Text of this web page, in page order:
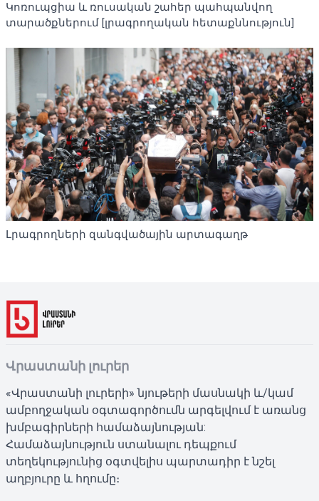
Կոռուպցիա և ռուսական շահեր պահպանվող
տարածքներում [լրագրողական հետաքննություն]
Լրագրողների զանգվածային արտագաղթ
Վրաստանի լուրեր
«Վրաստանի լուրերի» նյութերի մասնակի և/կամ
ամբողջական օգտագործումն արգելվում է առանց
խմբագիրների համաձայնության:
Համաձայնություն ստանալու դեպքում
տեղեկությունից օգտվելիս պարտադիր է նշել
աղբյուրը և հղումը։